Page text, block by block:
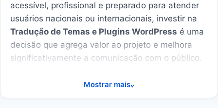
acessível, profissional e preparado para atender
usuários nacionais ou internacionais, investir na
Tradução de Temas e Plugins WordPress é uma
decisão que agrega valor ao projeto e melhora
significativamente a comunicação com o público.
Mostrar mais